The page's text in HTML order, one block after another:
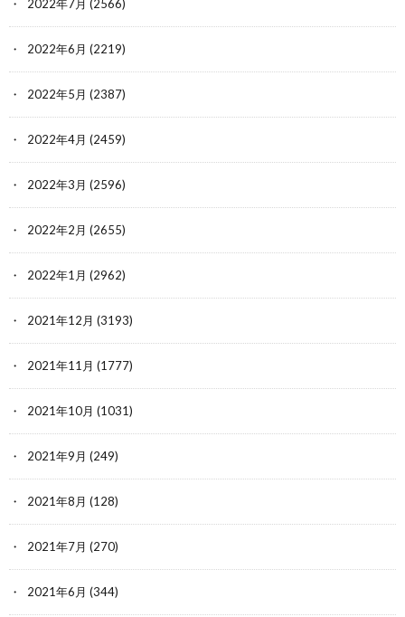
2022年7月 (2566)
2022年6月 (2219)
2022年5月 (2387)
2022年4月 (2459)
2022年3月 (2596)
2022年2月 (2655)
2022年1月 (2962)
2021年12月 (3193)
2021年11月 (1777)
2021年10月 (1031)
2021年9月 (249)
2021年8月 (128)
2021年7月 (270)
2021年6月 (344)